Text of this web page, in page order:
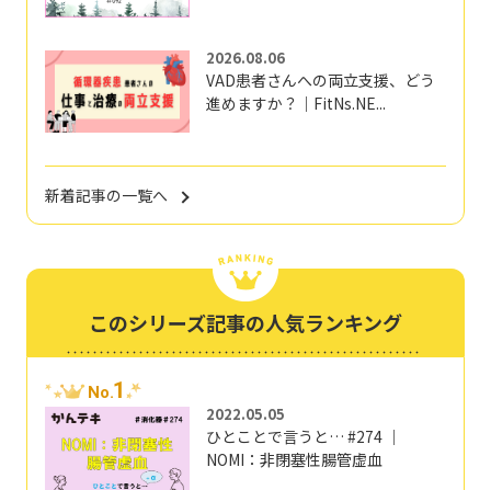
2026.08.06
VAD患者さんへの両立支援、どう
進めますか？｜FitNs.NE...
新着記事の一覧へ
このシリーズ記事の人気ランキング
No.1
2022.05.05
ひとことで言うと… #274 ｜
NOMI：非閉塞性腸管虚血